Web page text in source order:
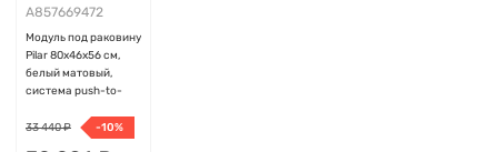
A857669472
Модуль под раковину
Pilar 80х46х56 см,
белый матовый,
система push-to-
33 440 ₽
-10%